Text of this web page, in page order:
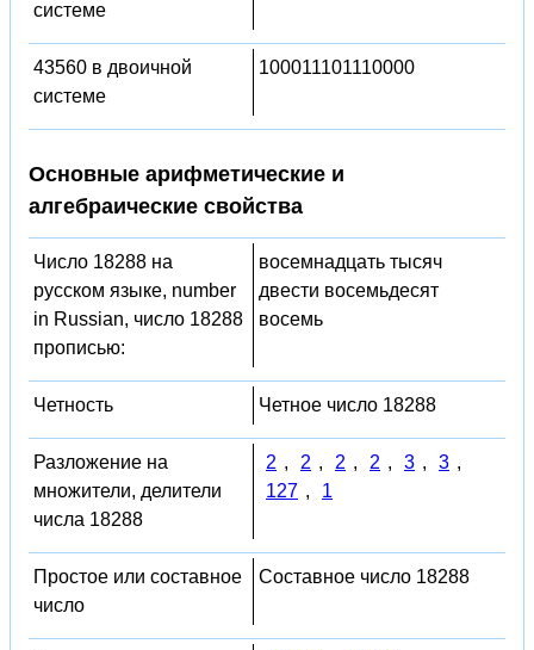
системе
43560 в двоичной
системе
100011101110000
Основные арифметические и
алгебраические свойства
Число 18288 на
русском языке, number
in Russian, число 18288
прописью:
восемнадцать тысяч
двести восемьдесят
восемь
Четность Четное число 18288
Разложение на
множители, делители
числа 18288
2 , 2 , 2 , 2 , 3 , 3 ,
127 , 1
Простое или составное
число
Составное число 18288